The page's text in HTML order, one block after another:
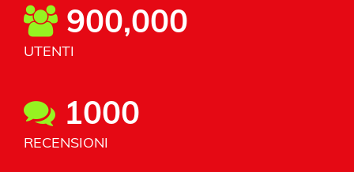
900,000
UTENTI
1000
RECENSIONI